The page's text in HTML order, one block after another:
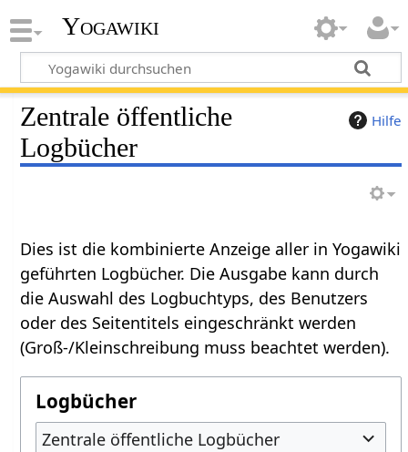
Yogawiki
Hilfe
Zentrale öffentliche
Logbücher
Dies ist die kombinierte Anzeige aller in Yogawiki
geführten Logbücher. Die Ausgabe kann durch
die Auswahl des Logbuchtyps, des Benutzers
oder des Seitentitels eingeschränkt werden
(Groß-/Kleinschreibung muss beachtet werden).
Logbücher
Zentrale öffentliche Logbücher